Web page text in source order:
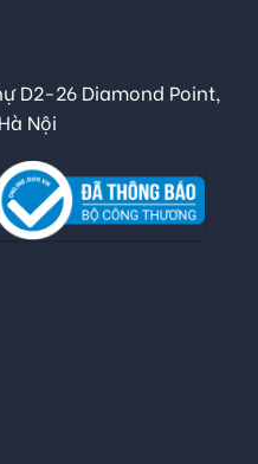
D2-26 Diamond Point,
Nội